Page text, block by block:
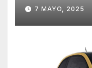
planificar
7 MAYO, 2025